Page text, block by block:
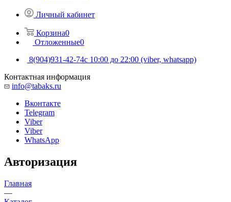
Личный кабинет
Корзина0
Отложенные0
8(904)931-42-74с 10:00 до 22:00 (viber, whatsapp)
Контактная информация
info@tabaks.ru
Вконтакте
Telegram
Viber
Viber
WhatsApp
Авторизация
Главная
—